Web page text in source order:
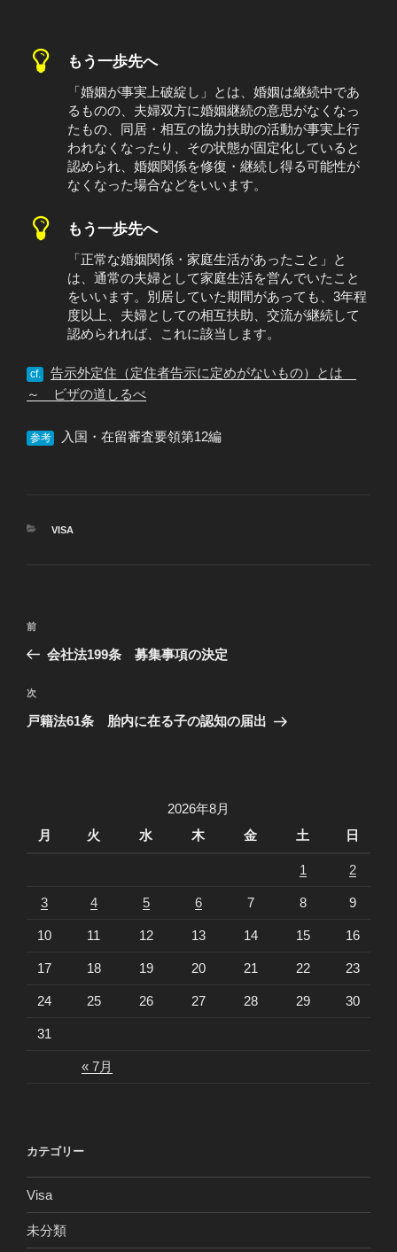
もう一歩先へ
「婚姻が事実上破綻し」とは、婚姻は継続中であ
るものの、夫婦双方に婚姻継続の意思がなくなっ
たもの、同居・相互の協力扶助の活動が事実上行
われなくなったり、その状態が固定化していると
認められ、婚姻関係を修復・継続し得る可能性が
なくなった場合などをいいます。
もう一歩先へ
「正常な婚姻関係・家庭生活があったこと」と
は、通常の夫婦として家庭生活を営んでいたこと
をいいます。別居していた期間があっても、3年程
度以上、夫婦としての相互扶助、交流が継続して
認められれば、これに該当します。
cf.
告示外定住（定住者告示に定めがないもの）とは
～ ビザの道しるべ
参考 入国・在留審査要領第12編
カ
VISA
投
ビ
ゲ
過
去
投
稿
前
会社法199条 募集事項の決定
次
の
次
戸籍法61条 胎内に在る子の認知の届出
2026年8月
月
火 水 木 金 土 日
« 7月
1 2
3 4 5 6 7 8 9
10 11 12 13 14 15 16
17 18 19 20 21 22 23
24 25 26 27 28 29 30
31
カテゴリー
Visa
未分類